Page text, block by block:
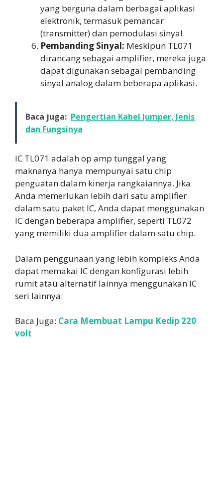
yang berguna dalam berbagai aplikasi
elektronik, termasuk pemancar
(transmitter) dan pemodulasi sinyal.
Pembanding Sinyal: Meskipun TL071
dirancang sebagai amplifier, mereka juga
dapat digunakan sebagai pembanding
sinyal analog dalam beberapa aplikasi.
Baca juga: Pengertian Kabel Jumper, Jenis
dan Fungsinya
IC TL071 adalah op amp tunggal yang
maknanya hanya mempunyai satu chip
penguatan dalam kinerja rangkaiannya. Jika
Anda memerlukan lebih dari satu amplifier
dalam satu paket IC, Anda dapat menggunakan
IC dengan beberapa amplifier, seperti TL072
yang memiliki dua amplifier dalam satu chip.
Dalam penggunaan yang lebih kompleks Anda
dapat memakai IC dengan konfigurasi lebih
rumit atau alternatif lainnya menggunakan IC
seri lainnya.
Baca Juga: Cara Membuat Lampu Kedip 220
volt